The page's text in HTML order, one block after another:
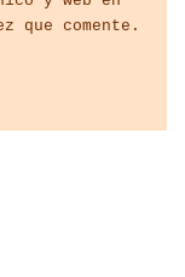
que comente.